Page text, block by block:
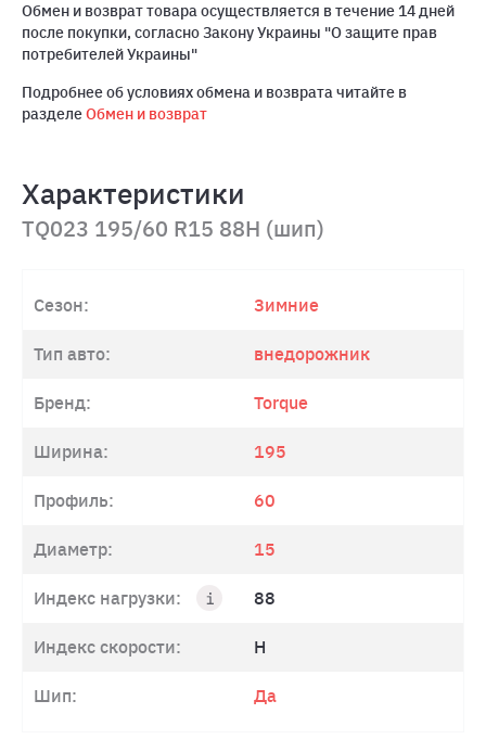
Обмен и возврат товара осуществляется в течение 14 дней
после покупки, согласно Закону Украины "О защите прав
потребителей Украины"
Подробнее об условиях обмена и возврата читайте в
разделеОбмен и возврат
Характеристики
TQ023 195/60 R15 88H (шип)
Сезон: Зимние
Тип авто: внедорожник
Бренд: Torque
Ширина: 195
Профиль: 60
Диаметр: 15
Индекс нагрузки: 88
Индекс скорости: H
Шип: Да